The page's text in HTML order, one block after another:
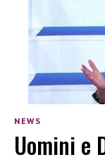
NEWS
Uomini e